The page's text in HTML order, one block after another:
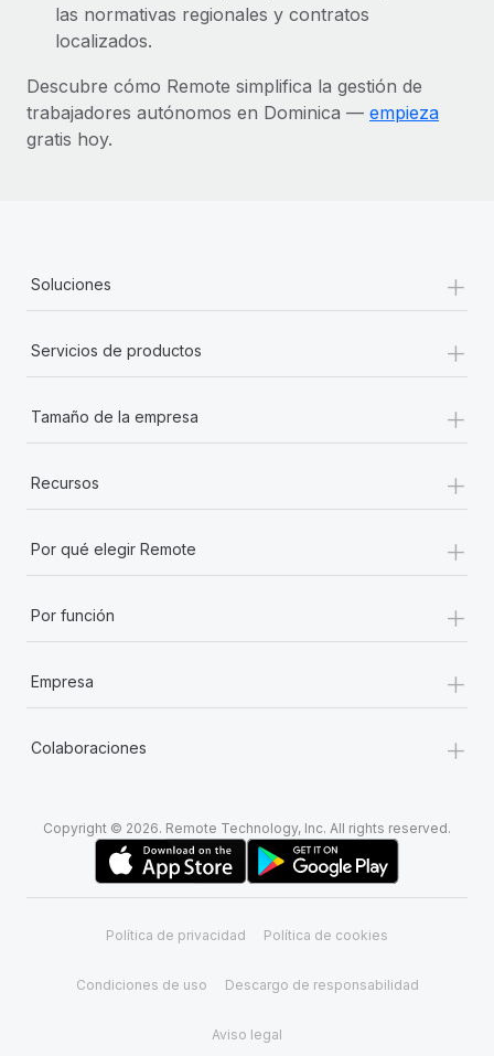
las normativas regionales y contratos
localizados.
Descubre cómo Remote simplifica la gestión de
trabajadores autónomos en Dominica — empieza
gratis hoy.
Soluciones +
Servicios de productos +
Tamaño de la empresa +
Recursos +
Por qué elegir Remote +
Por función +
Empresa +
Colaboraciones +
Copyright © 2026. Remote Technology, Inc. All rights reserved.
Política de privacidad Política de cookies
Condiciones de uso Descargo de responsabilidad
Aviso legal